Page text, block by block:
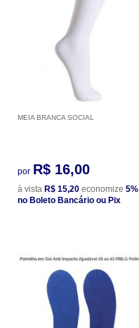
MEIA BRANCA SOCIAL
por R$ 16,00
à vista R$ 15,20 economize 5%
no Boleto Bancário ou Pix